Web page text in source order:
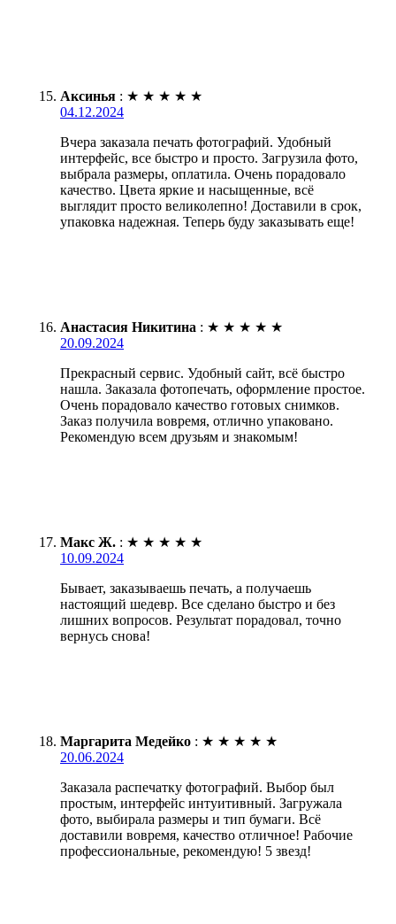
Аксинья : ★ ★ ★ ★ ★
04.12.2024
Вчера заказала печать фотографий. Удобный
интерфейс, все быстро и просто. Загрузила фото,
выбрала размеры, оплатила. Очень порадовало
качество. Цвета яркие и насыщенные, всё
выглядит просто великолепно! Доставили в срок,
упаковка надежная. Теперь буду заказывать еще!
Анастасия Никитина : ★ ★ ★ ★ ★
20.09.2024
Прекрасный сервис. Удобный сайт, всё быстро
нашла. Заказала фотопечать, оформление простое.
Очень порадовало качество готовых снимков.
Заказ получила вовремя, отлично упаковано.
Рекомендую всем друзьям и знакомым!
Макс Ж. : ★ ★ ★ ★ ★
10.09.2024
Бывает, заказываешь печать, а получаешь
настоящий шедевр. Все сделано быстро и без
лишних вопросов. Результат порадовал, точно
вернусь снова!
Маргарита Медейко : ★ ★ ★ ★ ★
20.06.2024
Заказала распечатку фотографий. Выбор был
простым, интерфейс интуитивный. Загружала
фото, выбирала размеры и тип бумаги. Всё
доставили вовремя, качество отличное! Рабочие
профессиональные, рекомендую! 5 звезд!